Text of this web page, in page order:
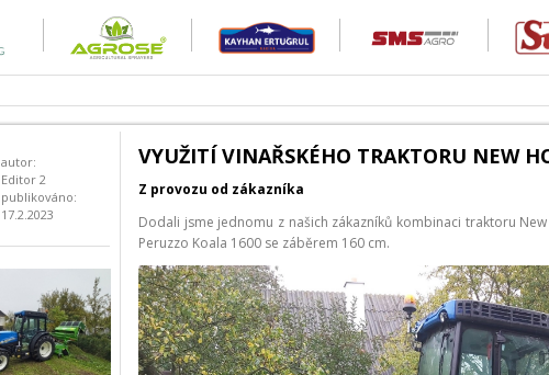
autor:
Editor 2
publikováno:
17.2.2023
VYUŽITÍ VINAŘSKÉHO TRAKTORU NEW
Z provozu od zákazníka
Dodali jsme jednomu z našich zákazníků kombinaci traktoru
Peruzzo Koala 1600 se záběrem 160 cm.